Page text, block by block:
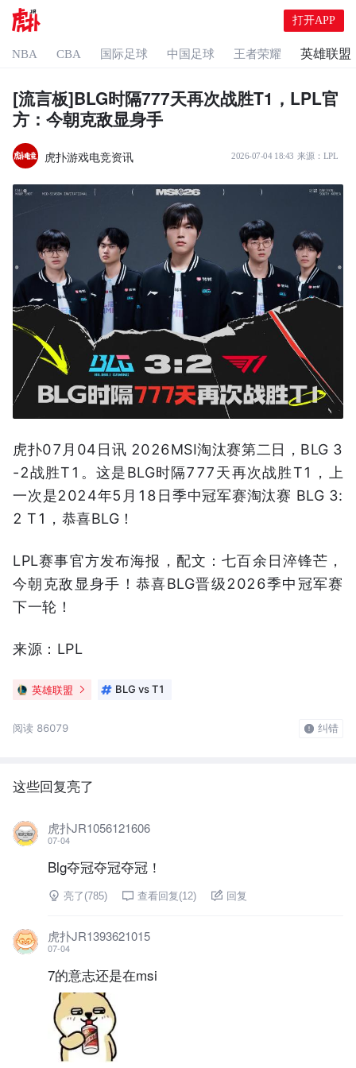
打开APP
NBA CBA 国际足球 中国足球 王者荣耀 英雄联盟
[流言板]BLG时隔777天再次战胜T1，LPL官
方：今朝克敌显身手
虎扑游戏电竞资讯 2026-07-04 18:43 来源： LPL
虎扑07月04日讯 2026MSI淘汰赛第二日，BLG 3
-2战胜T1。这是BLG时隔777天再次战胜T1，上
一次是2024年5月18日季中冠军赛淘汰赛 BLG 3:
2 T1，恭喜BLG！
LPL赛事官方发布海报，配文：七百余日淬锋芒，
今朝克敌显身手！恭喜BLG晋级2026季中冠军赛
下一轮！
来源：LPL
英雄联盟 BLG vs T1
阅读 86079 纠错
这些回复亮了
虎扑JR1056121606
07-04
Blg夺冠夺冠夺冠！
亮了(785) 查看回复(12) 回复
虎扑JR1393621015
07-04
7的意志还是在msi